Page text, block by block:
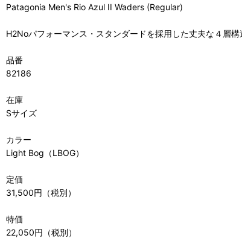
Patagonia Men's Rio Azul II Waders (Regular)
H2Noパフォーマンス・スタンダードを採用した丈夫な４層
品番
82186
在庫
Sサイズ
カラー
Light Bog（LBOG）
定価
31,500円（税別）
特価
22,050円（税別）